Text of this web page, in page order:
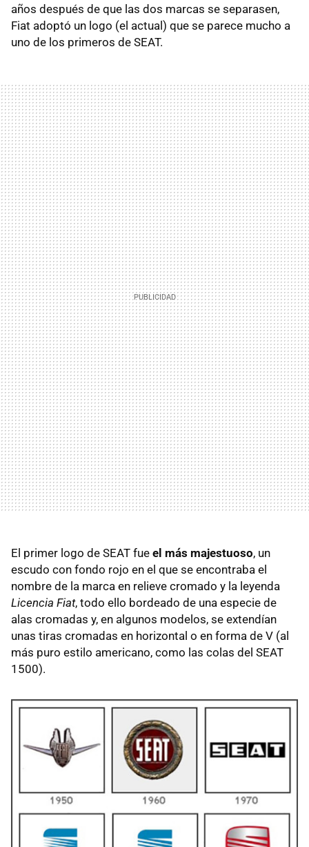
años después de que las dos marcas se separasen,
Fiat adoptó un logo (el actual) que se parece mucho a
uno de los primeros de SEAT.
El primer logo de SEAT fue el más majestuoso, un
escudo con fondo rojo en el que se encontraba el
nombre de la marca en relieve cromado y la leyenda
Licencia Fiat, todo ello bordeado de una especie de
alas cromadas y, en algunos modelos, se extendían
unas tiras cromadas en horizontal o en forma de V (al
más puro estilo americano, como las colas del SEAT
1500).